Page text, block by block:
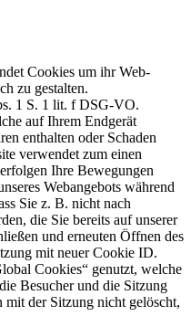
Cookies um ihr Web-
zu gestalten.
1 S. 1 lit. f DSG-VO.
auf Ihrem Endgerät
enthalten oder Schaden
verwendet zum einen
Ihre Bewegungen
Webangebots während
Sie z. B. nicht nach
die Sie bereits auf unserer
und erneuten Öffnen des
mit neuer Cookie ID.
Cookies“ genutzt, welche
Besucher und die Sitzung
der Sitzung nicht gelöscht,